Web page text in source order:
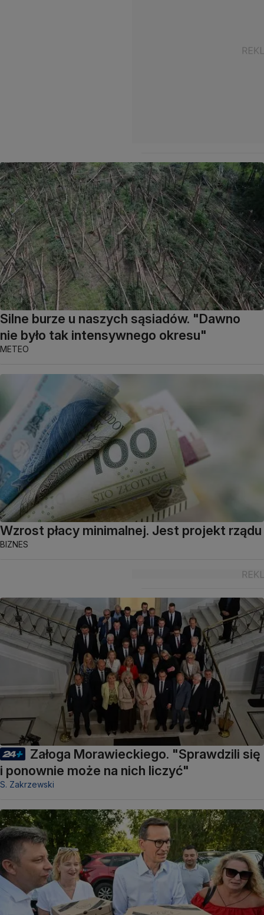
Silne burze u naszych sąsiadów. "Dawno
nie było tak intensywnego okresu"
METEO
Wzrost płacy minimalnej. Jest projekt rządu
BIZNES
Załoga Morawieckiego. "Sprawdzili się
i ponownie może na nich liczyć"
S. Zakrzewski